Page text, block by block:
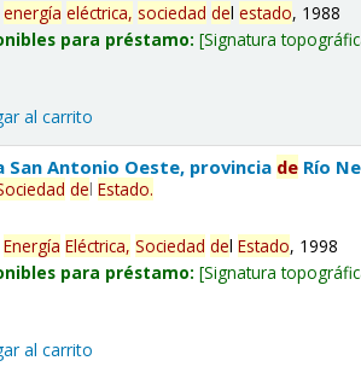
energía eléctrica, sociedad delestado, 1988
para préstamo: Signatura
al carrito
Antonio Oeste, provincia de Río
delEstado.
Energía Eléctrica, Sociedad delEstado, 1998
para préstamo: Signatura
al carrito